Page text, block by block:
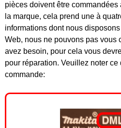
pièces doivent être
la marque, cela prend une à
informations dont nous
Web, nous ne pouvons pas vous
avez besoin, pour cela vous
pour réparation. Veuillez noter ce
commande: